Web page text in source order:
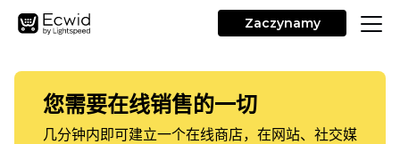
Zaczynamy
您需要在线销售的一切
几分钟内即可建立一个在线商店，在网站、社交媒